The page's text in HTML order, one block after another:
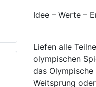
Idee – Werte –
Liefen alle
olympischen
das
Weitsprung